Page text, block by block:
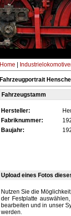
Home
Fahrzeugportrait
Fahrzeugstamm
Hersteller:
Fabriknummer:
Baujahr:
Upload eines Fotos
Nutzen Sie die
der Festplatte
bearbeiten und in unser
werden.